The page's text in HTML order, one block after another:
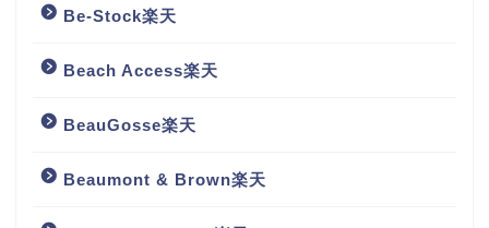
Be-Stock楽天
Beach Access楽天
BeauGosse楽天
Beaumont & Brown楽天